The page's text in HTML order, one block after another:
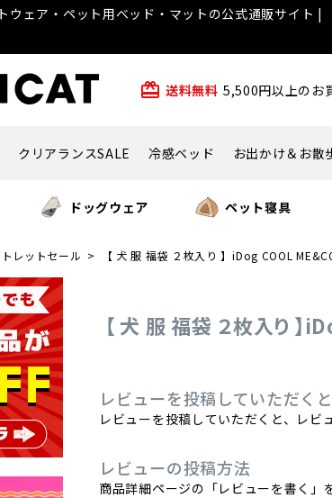
ウェア・ペット用ベッド・マットの公式通販サイト |
card_giftcard 送料無料 5,500円以上のお
クリアランスSALE 冷感ベッド お出かけ＆お散
ドッグウェア ペット寝具
レットセール 【 犬 服 福袋 ２枚入り 】iDog COOL
【 犬 服 福袋 ２枚入り
レビューを投稿していただく
レビューを投稿していただくと、レビ
レビューの投稿方法
商品詳細ページの「レビューを書く」